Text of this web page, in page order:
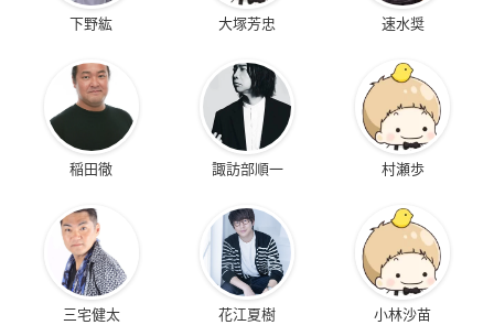
下野紘 大塚芳忠 速水奨
稲田徹 諏訪部順一 村瀬歩
三宅健太 花江夏樹 小林沙苗